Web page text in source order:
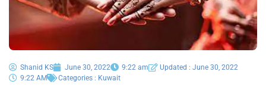
Shanid KS June 30, 2022 9:22 am
Updated : June 30, 2022
9:22 AM
Categories : Kuwait